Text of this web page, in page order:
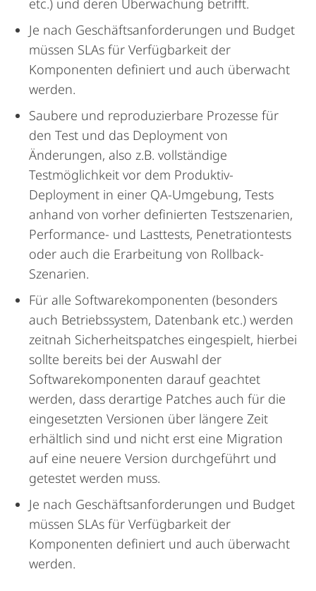
etc.) und deren Überwachung betrifft.
Je nach Geschäftsanforderungen und Budget
müssen SLAs für Verfügbarkeit der
Komponenten definiert und auch überwacht
werden.
Saubere und reproduzierbare Prozesse für
den Test und das Deployment von
Änderungen, also z.B. vollständige
Testmöglichkeit vor dem Produktiv-
Deployment in einer QA-Umgebung, Tests
anhand von vorher definierten Testszenarien,
Performance- und Lasttests, Penetrationtests
oder auch die Erarbeitung von Rollback-
Szenarien.
Für alle Softwarekomponenten (besonders
auch Betriebssystem, Datenbank etc.) werden
zeitnah Sicherheitspatches eingespielt, hierbei
sollte bereits bei der Auswahl der
Softwarekomponenten darauf geachtet
werden, dass derartige Patches auch für die
eingesetzten Versionen über längere Zeit
erhältlich sind und nicht erst eine Migration
auf eine neuere Version durchgeführt und
getestet werden muss.
Je nach Geschäftsanforderungen und Budget
müssen SLAs für Verfügbarkeit der
Komponenten definiert und auch überwacht
werden.